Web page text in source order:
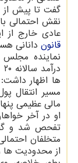
گفت تا پیش از
نقش احتمالی
عادی خارج از
قانون دانانی
نماینده مجلس
ها اظهار
مسیر
مالی عظیمی
او در آخر
تفحص شد و
متخلفان
از محدودیت ها